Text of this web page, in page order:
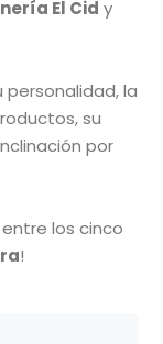
El Cid y
la
su
por
los cinco
!